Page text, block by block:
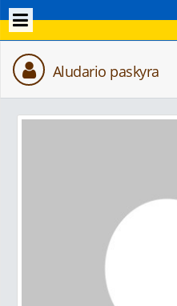
Aludario paskyra